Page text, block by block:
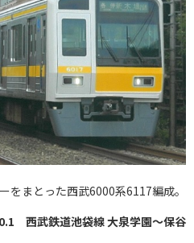
をまとった西武6000系6117編成。
西武鉄道池袋線 大泉学園～保谷